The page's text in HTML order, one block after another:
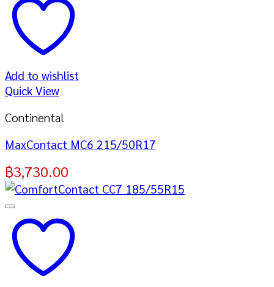
Add to wishlist
Quick View
Continental
MaxContact MC6 215/50R17
฿3,730.00